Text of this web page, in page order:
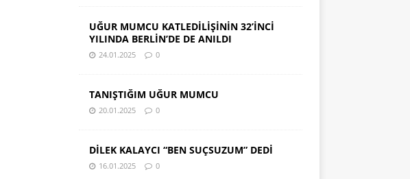
UĞUR MUMCU KATLEDİLİŞİNİN 32’İNCİ
YILINDA BERLİN’DE DE ANILDI
24.01.2025 0
TANIŞTIĞIM UĞUR MUMCU
20.01.2025 0
DİLEK KALAYCI “BEN SUÇSUZUM” DEDİ
16.01.2025 0